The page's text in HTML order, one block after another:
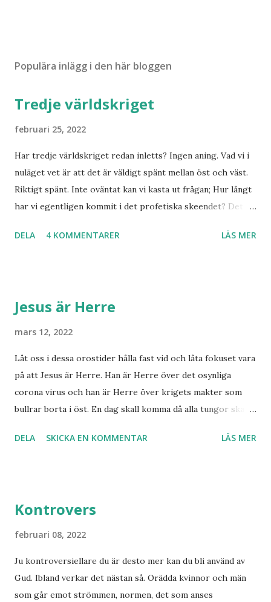
Populära inlägg i den här bloggen
Tredje världskriget
februari 25, 2022
Har tredje världskriget redan inletts? Ingen aning. Vad vi i
nuläget vet är att det är väldigt spänt mellan öst och väst.
Riktigt spänt. Inte oväntat kan vi kasta ut frågan; Hur långt
har vi egentligen kommit i det profetiska skeendet? Det
särskilt långt kvar till Jesu tillkommelse. Finns det något
i Norge sett tredje världskriget bryta ut någon koppling
och gudsmannen Anton Johanson såg många syner och
uppenbarelser som redan skedde under hans egen levnad.
Han dog 1928. Skandinavien har knappast haft någon profet
av hans kaliber när det gäller drömmar och syner som just
han såg angåe...
DELA 4 KOMMENTARER LÄS MER
Jesus är Herre
mars 12, 2022
Låt oss i dessa orostider hålla fast vid och låta fokuset vara
på att Jesus är Herre. Han är Herre över det osynliga
corona virus och han är Herre över krigets makter som
bullrar borta i öst. En dag skall komma då alla tungor skall
jorden att Jesus Kristus är Herre! Ära Halleluja! Detta är
DELA SKICKA EN KOMMENTAR LÄS MER
Kontrovers
februari 08, 2022
Ju kontroversiellare du är desto mer kan du bli använd av
Gud. Ibland verkar det nästan så. Orädda kvinnor och män
som går emot strömmen, normen, det som anses